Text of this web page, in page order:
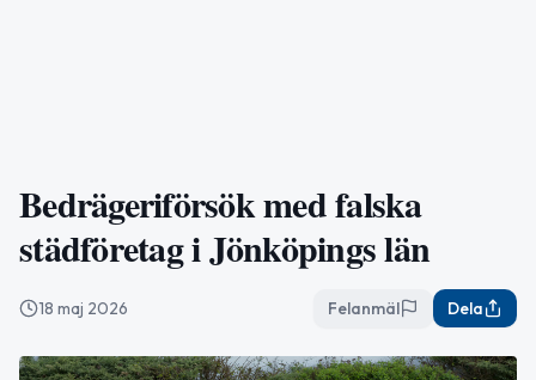
Bedrägeriförsök med falska
städföretag i Jönköpings län
18 maj 2026 Felanmäl Dela